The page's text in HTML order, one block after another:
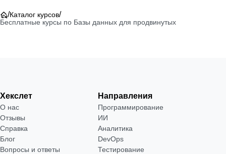
/Каталог курсов/
Бесплатные курсы по Базы данных для продвинутых
Хекслет
О нас
Отзывы
Справка
Блог
Вопросы и ответы
Направления
Программирование
ИИ
Аналитика
DevOps
Тестирование